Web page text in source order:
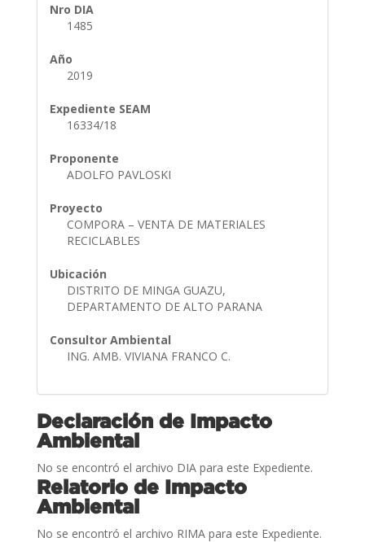
Nro DIA
1485
Año
2019
Expediente SEAM
16334/18
Proponente
ADOLFO PAVLOSKI
Proyecto
COMPORA – VENTA DE MATERIALES
RECICLABLES
Ubicación
DISTRITO DE MINGA GUAZU,
DEPARTAMENTO DE ALTO PARANA
Consultor Ambiental
ING. AMB. VIVIANA FRANCO C.
Declaración de Impacto
Ambiental
No se encontró el archivo DIA para este Expediente.
Relatorio de Impacto
Ambiental
No se encontró el archivo RIMA para este Expediente.